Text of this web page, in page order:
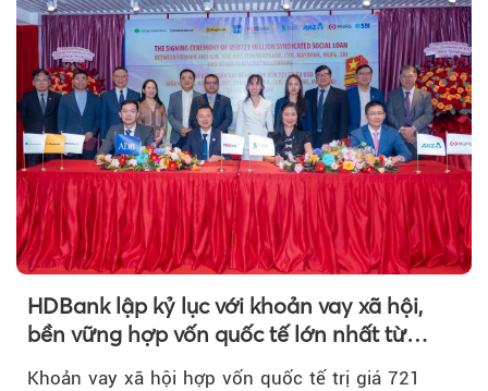
HDBank lập kỷ lục với khoản vay xã hội,
bền vững hợp vốn quốc tế lớn nhất từ
trước tới nay tại Việt Nam
Khoản vay xã hội hợp vốn quốc tế trị giá 721